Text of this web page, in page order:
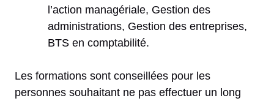
l’action managériale, Gestion des
administrations, Gestion des entreprises,
BTS en comptabilité.
Les formations sont conseillées pour les
personnes souhaitant ne pas effectuer un long